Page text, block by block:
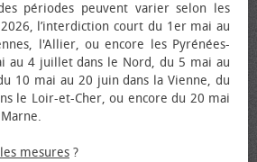
périodes peuvent varier selon les
l’interdiction court du 1er mai au
l'Allier, ou encore les Pyrénées-
au 4 juillet dans le Nord, du 5 mai au
10 mai au 20 juin dans la Vienne, du
le Loir-et-Cher, ou encore du 20 mai
mesures ?